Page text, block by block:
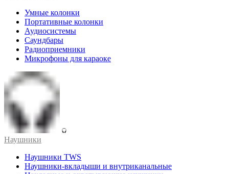
Умные колонки
Портативные колонки
Аудиосистемы
Саундбары
Радиоприемники
Микрофоны для караоке
Наушники
Наушники TWS
Наушники-вкладыши и внутриканальные